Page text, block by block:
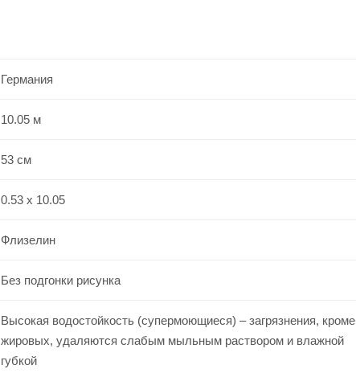
Германия
10.05 м
53 см
0.53 x 10.05
Флизелин
Без подгонки рисунка
Высокая водостойкость (супермоющиеся) – загрязнения, кроме
жировых, удаляются слабым мыльным раствором и влажной
губкой